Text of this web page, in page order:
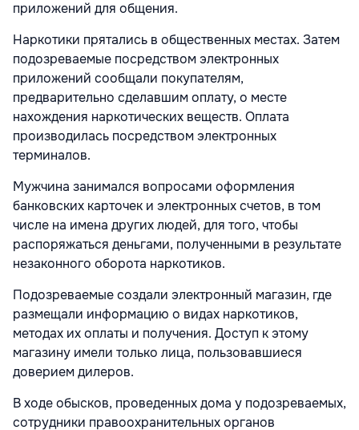
приложений для общения.
Наркотики прятались в общественных местах. Затем
подозреваемые посредством электронных
приложений сообщали покупателям,
предварительно сделавшим оплату, о месте
нахождения наркотических веществ. Оплата
производилась посредством электронных
терминалов.
Мужчина занимался вопросами оформления
банковских карточек и электронных счетов, в том
числе на имена других людей, для того, чтобы
распоряжаться деньгами, полученными в результате
незаконного оборота наркотиков.
Подозреваемые создали электронный магазин, где
размещали информацию о видах наркотиков,
методах их оплаты и получения. Доступ к этому
магазину имели только лица, пользовавшиеся
доверием дилеров.
В ходе обысков, проведенных дома у подозреваемых,
сотрудники правоохранительных органов